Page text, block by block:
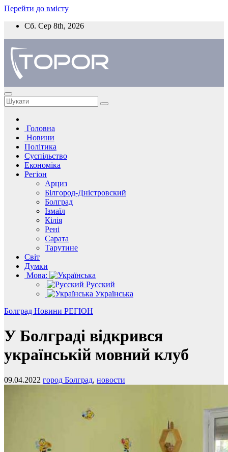
Перейти до вмісту
Сб. Сер 8th, 2026
Головна
Новини
Політика
Суспільство
Економіка
Регіон
Арциз
Білгород-Дністровский
Болград
Ізмаїл
Кілія
Рені
Сарата
Тарутине
Світ
Думки
Мова:
Русский
Українська
Болград Новини РЕГІОН
У Болграді відкрився
українській мовний клуб
09.04.2022 город Болград, новости